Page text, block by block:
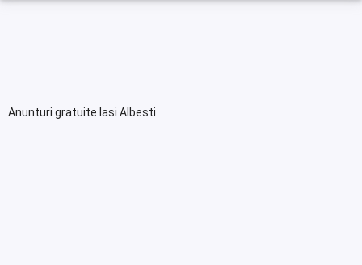
Anunturi gratuite Iasi Albesti